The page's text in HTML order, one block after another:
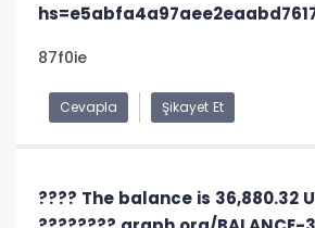
87f0ie
Cevapla Şikayet Et
???? The balance is 36,880.32